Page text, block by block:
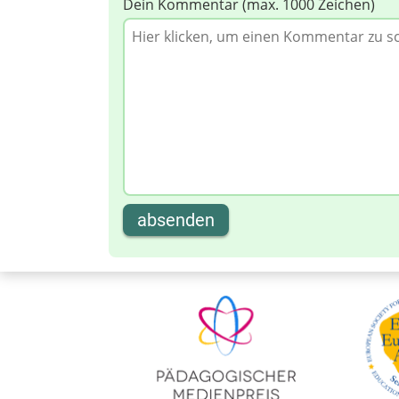
Dein Kommentar (max. 1000 Zeichen)
absenden